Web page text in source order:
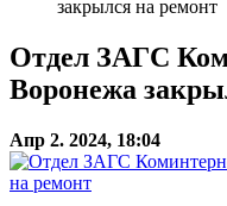
закрылся на ремонт
Отдел ЗАГС
Воронежа
Апр 2. 2024, 18:04